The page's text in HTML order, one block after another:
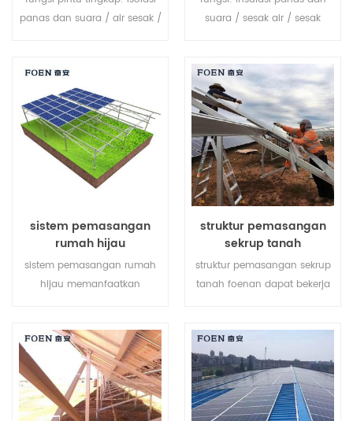
panas dan suara / air sesak /
suara / sesak air / sesak
sistem pemasangan
rumah hijau
sistem pemasangan rumah
hijau memanfaatkan
bersih dari matahari,
membawa masa depan yang
lebih bersih bagi manusia.
struktur pemasangan
sekrup tanah
struktur pemasangan sekrup
tanah foenan dapat bekerja
pada kondisi tanah yang
berbeda.